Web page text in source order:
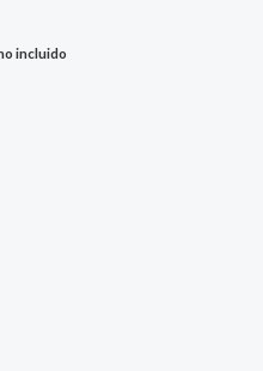
incluido